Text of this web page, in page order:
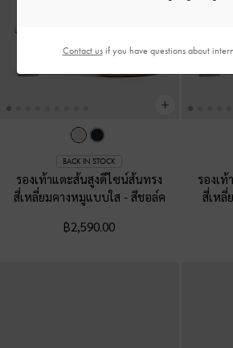
BACK IN STOCK
รองเท้าแตะส้นสูงดีไซน์ส้นทรง
สี่เหลี่ยมคางหมูแบบใส - สีชอล์ค
฿2,590.00
รองเ
สี่เหลี่
Contact usif you have questions about